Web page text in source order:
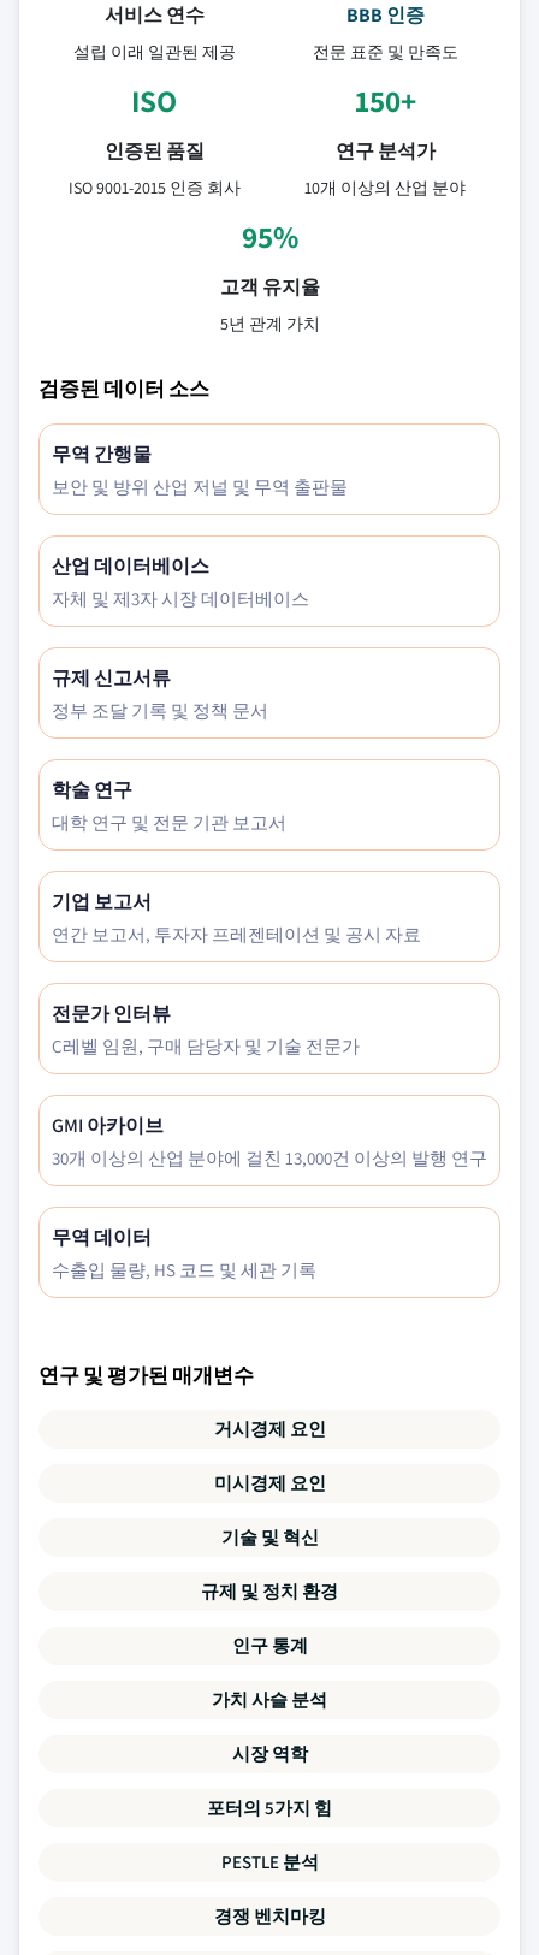
서비스 연수
설립 이래 일관된 제공
BBB 인증
전문 표준 및 만족도
ISO
인증된 품질
ISO 9001-2015 인증 회사
150+
연구 분석가
10개 이상의 산업 분야
95%
고객 유지율
5년 관계 가치
검증된 데이터 소스
무역 간행물
보안 및 방위 산업 저널 및 무역 출판물
산업 데이터베이스
자체 및 제3자 시장 데이터베이스
규제 신고서류
정부 조달 기록 및 정책 문서
학술 연구
대학 연구 및 전문 기관 보고서
기업 보고서
연간 보고서, 투자자 프레젠테이션 및 공시 자료
전문가 인터뷰
C레벨 임원, 구매 담당자 및 기술 전문가
GMI 아카이브
30개 이상의 산업 분야에 걸친 13,000건 이상의 발행 연구
무역 데이터
수출입 물량, HS 코드 및 세관 기록
연구 및 평가된 매개변수
거시경제 요인
미시경제 요인
기술 및 혁신
규제 및 정치 환경
인구 통계
가치 사슬 분석
시장 역학
포터의 5가지 힘
PESTLE 분석
경쟁 벤치마킹